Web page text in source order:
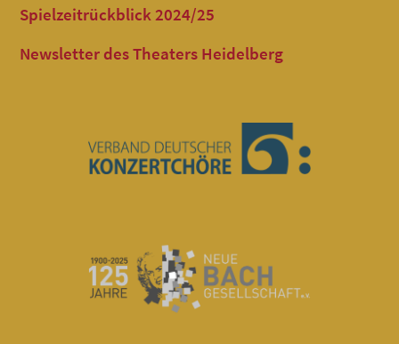
Spielzeitrückblick 2024/25
Newsletter des Theaters Heidelberg